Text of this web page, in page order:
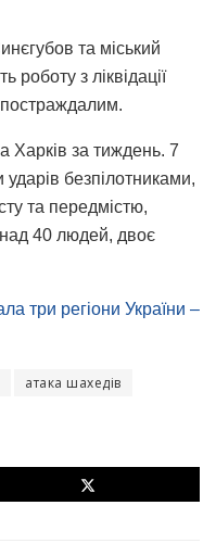
та міський
роботу з ліквідації
постраждалим.
Харків за тиждень. 7
безпілотниками,
та передмістю,
40 людей, двоє
три регіони України –
атака шахедів